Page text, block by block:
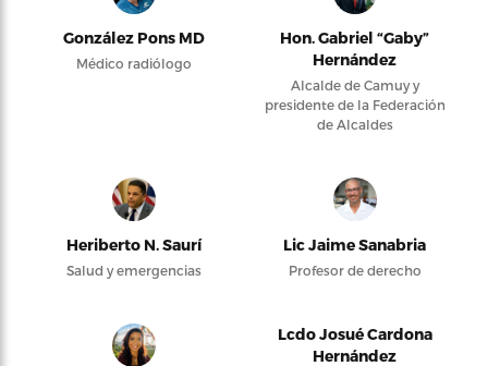
González Pons MD
Médico radiólogo
Hon. Gabriel “Gaby”
Hernández
Alcalde de Camuy y
presidente de la Federación
de Alcaldes
Heriberto N. Saurí
Salud y emergencias
Lic Jaime Sanabria
Profesor de derecho
Lcdo Josué Cardona
Hernández